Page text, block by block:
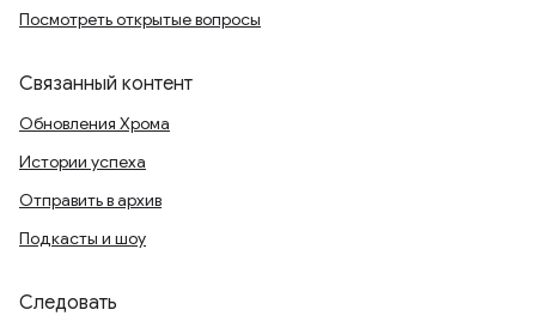
Посмотреть открытые вопросы
Связанный контент
Обновления Хрома
Истории успеха
Отправить в архив
Подкасты и шоу
Следовать